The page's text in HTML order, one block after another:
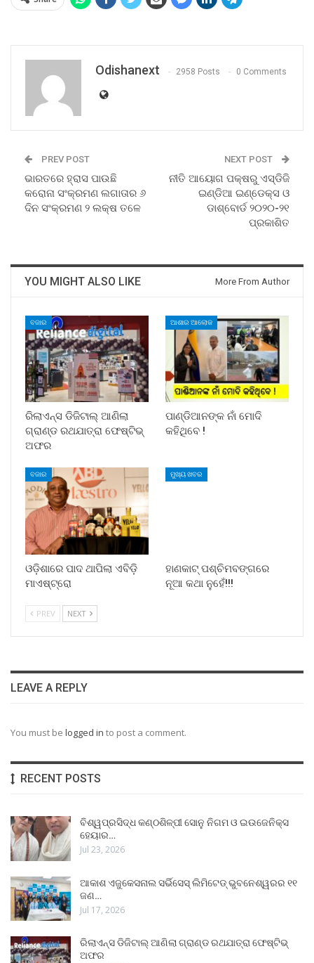
Odishanext 2958 Posts 0 Comments
PREV POST
ଭାରତରେ ହ୍ରାସ ପାଉଛି
କରୋନା ସଂକ୍ରମଣ ଲଗାତାର ୬
ଦିନ ସଂକ୍ରମଣ ୨ ଲକ୍ଷ ତଳେ
NEXT POST
ନୀତି ଆୟୋଗ ପକ୍ଷରୁ ଏସ୍ଡିଜି
ଇଣ୍ଡିଆ ଇଣ୍ଡେକ୍ସ ଓ
ଡାଶ୍‌ବୋର୍ଡ ୨୦୨୦-୨୧
ପ୍ରକାଶିତ
YOU MIGHT ALSO LIKE More From Author
ବଜାର
ରିଲାଏନ୍ସ ଡିଜିଟାଲ୍ ଆଣିଲା
ଗ୍ରାଣ୍ଡ ରଥଯାତ୍ରା ଫେଷ୍ଟିଭ୍
ଅଫର
ଆଶାର ଆଲୋକ
ପାଣ୍ଡିଆନଙ୍କ ନାଁ ମୋଦି
କହିଥିବେ !
ବଜାର
ଓଡ଼ିଶାରେ ପାଦ ଥାପିଲା ଏବିଡ଼ି
ମାଏଷ୍ଟ୍ରୋ
ମୁଖ୍ୟ ଖବର
ହାଣକାଟ୍‌ ପଶ୍ଚିମବଙ୍ଗରେ
ନୂଆ କଥା ନୁହେଁ!!!
PREV NEXT
LEAVE A REPLY
You must be logged in to post a comment.
RECENT POSTS
ବିଶ୍ୱପ୍ରସିଦ୍ଧ କଣ୍ଠଶିଳ୍ପୀ ସୋନୁ ନିଗମ ଓ ଇଉଜେନିକ୍ସ
ହେୟାର…
Jul 23, 2026
ଆକାଶ ଏଜୁକେସନାଲ ସର୍ଭିସେସ୍ ଲିମିଟେଡ୍ ଭୁବନେଶ୍ୱରର ୧୧
ଜଣ…
Jul 17, 2026
ରିଲାଏନ୍ସ ଡିଜିଟାଲ୍ ଆଣିଲା ଗ୍ରାଣ୍ଡ ରଥଯାତ୍ରା ଫେଷ୍ଟିଭ୍
ଅଫର